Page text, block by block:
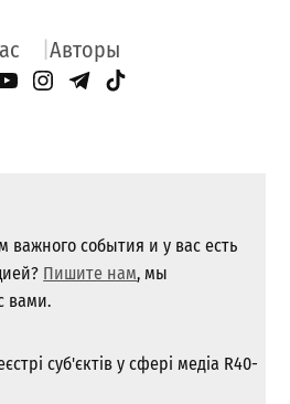
Авторы
Page
YouTube
Instagram
Telegram
TikTok
важного события и у вас есть
Пишите нам, мы
вами.
суб'єктів у сфері медіа R40-